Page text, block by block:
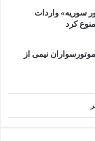
سوریه» واردات
نیمی از